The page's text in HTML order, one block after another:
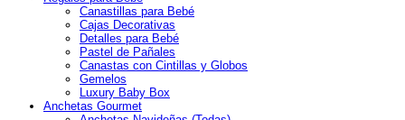
Canastillas para Bebé
Cajas Decorativas
Detalles para Bebé
Pastel de Pañales
Canastas con Cintillas y Globos
Gemelos
Luxury Baby Box
Anchetas Gourmet